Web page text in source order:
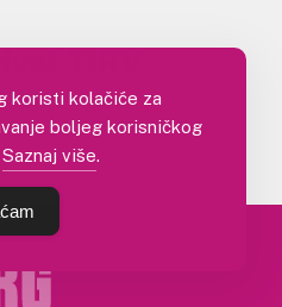
TIRV
koristi kolačiće za
boljeg korisničkog
Saznaj više.